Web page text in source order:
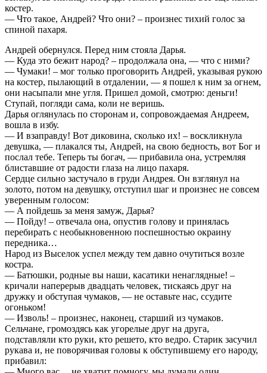
костер.
— Что такое, Андрей? Что они? – произнес тихий голос за
спиной пахаря.
Андрей обернулся. Перед ним стояла Дарья.
— Куда это бежит народ? – продолжала она, — что с ними?
— Чумаки! – мог только проговорить Андрей, указывая рукою
на костер, пылающий в отдалении, — я пошел к ним за огнем,
они насыпали мне угля. Пришел домой, смотрю: деньги!
Ступай, погляди сама, коли не веришь.
Дарья оглянулась по сторонам и, сопровождаемая Андреем,
вошла в избу.
— И взаправду! Вот диковина, сколько их! – воскликнула
девушка, — плакался ты, Андрей, на свою бедность, вот Бог и
послал тебе. Теперь ты богач, — прибавила она, устремляя
блиставшие от радости глаза на лицо пахаря.
Сердце сильно застучало в груди Андрея. Он взглянул на
золото, потом на девушку, отступил шаг и произнес не совсем
уверенным голосом:
— А пойдешь за меня замуж, Дарья?
— Пойду! – отвечала она, опустив голову и принялась
перебирать с необыкновенною поспешностью окраину
передника…
Народ из Выселок успел между тем давно очутиться возле
костра.
— Батюшки, родные вы наши, касатики ненаглядные! –
кричали наперерыв двадцать человек, тискаясь друг на
дружку и обступая чумаков, — не оставьте нас, ссудите
огоньком!
— Изволь! – произнес, наконец, старший из чумаков.
Сельчане, громоздясь как угорелые друг на друга,
подставляли кто руки, кто решето, кто ведро. Старик засучил
рукава и, не поворячивая головы к обступившему его народу,
прибавил: